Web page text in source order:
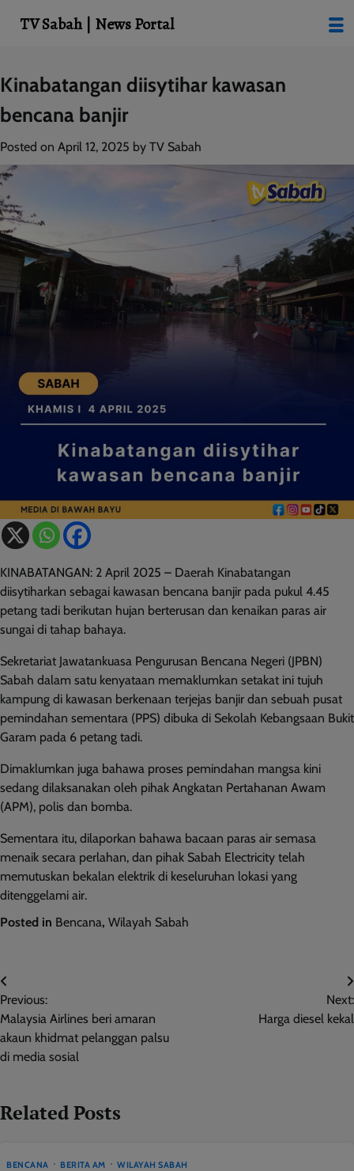
Skip
to
content
Kinabatangan diisytihar kawasan
bencana banjir
Posted on April 12, 2025 by TV Sabah
KINABATANGAN: 2 April 2025 – Daerah Kinabatangan
diisytiharkan sebagai kawasan bencana banjir pada pukul 4.45
petang tadi berikutan hujan berterusan dan kenaikan paras air
sungai di tahap bahaya.
Sekretariat Jawatankuasa Pengurusan Bencana Negeri (JPBN)
Sabah dalam satu kenyataan memaklumkan setakat ini tujuh
kampung di kawasan berkenaan terjejas banjir dan sebuah pusat
pemindahan sementara (PPS) dibuka di Sekolah Kebangsaan Bukit
Garam pada 6 petang tadi.
Dimaklumkan juga bahawa proses pemindahan mangsa kini
sedang dilaksanakan oleh pihak Angkatan Pertahanan Awam
(APM), polis dan bomba.
Sementara itu, dilaporkan bahawa bacaan paras air semasa
menaik secara perlahan, dan pihak Sabah Electricity telah
memutuskan bekalan elektrik di keseluruhan lokasi yang
ditenggelami air.
Posted in Bencana, Wilayah Sabah
Post
navigation
Previous:
Malaysia Airlines beri amaran
akaun khidmat pelanggan palsu
di media sosial
Next:
Harga diesel kekal
Related Posts
BENCANA BERITA AM WILAYAH SABAH
TV Sabah | News Portal